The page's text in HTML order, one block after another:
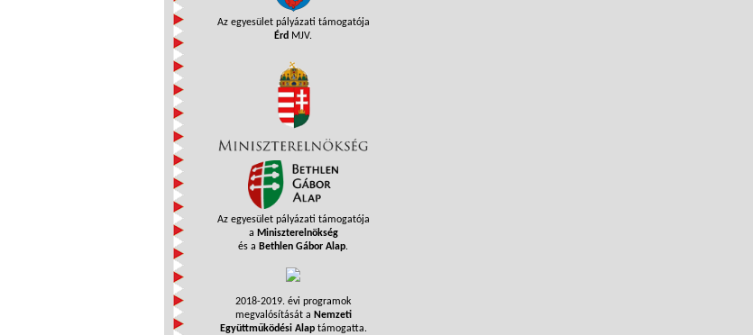
Az egyesület pályázati támogatója
Érd MJV.
Az egyesület pályázati támogatója
a Miniszterelnökség
és a Bethlen Gábor Alap.
2018-2019. évi programok
megvalósítását a Nemzeti
Együttműködési Alaptámogatta.